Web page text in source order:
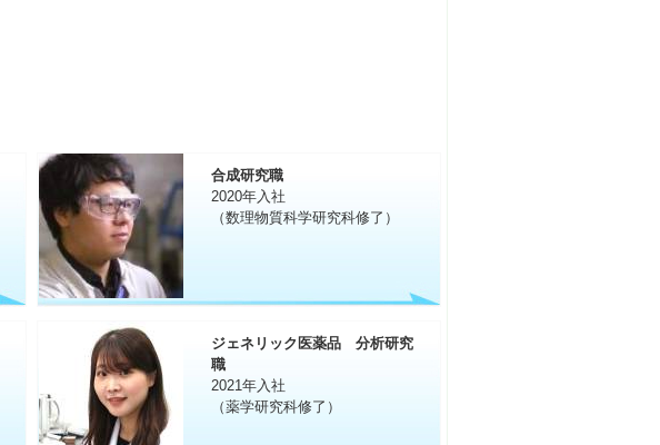
合成研究職
2020年入社
（数理物質科学研究科修了）
ジェネリック医薬品 分析研究
職
2021年入社
（薬学研究科修了）